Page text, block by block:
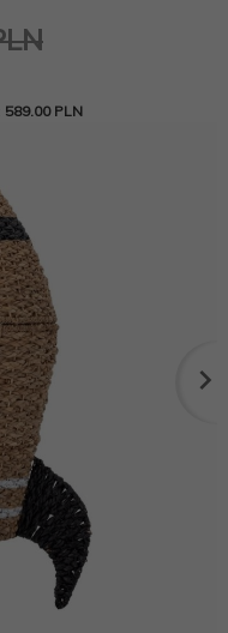
589.00 PLN